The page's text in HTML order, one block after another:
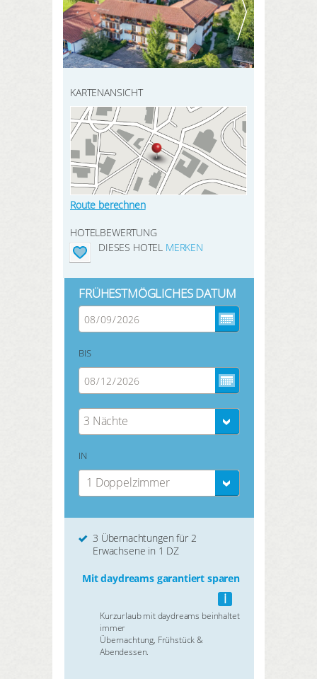
HIER REGISTRIEREN
ANMELDEN
SUCHEN
KARTENANSICHT
Route berechnen
HOTELBEWERTUNG
DIESES HOTEL MERKEN
FRÜHESTMÖGLICHES DATUM
BIS
3 Nächte
IN
1 Doppelzimmer
3 Übernachtungen für 2
Erwachsene in 1 DZ
Mit daydreams garantiert sparen
i
Kurzurlaub mit daydreams beinhaltet
immer
Übernachtung, Frühstück &
Abendessen.